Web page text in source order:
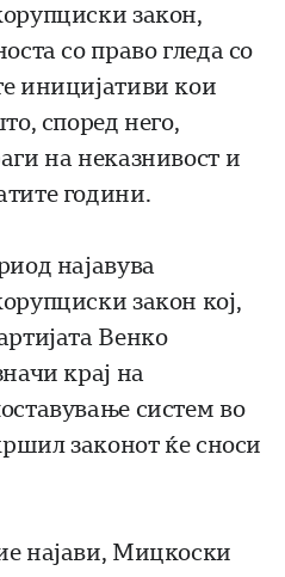
закон,
со право гледа со
иницијативи кои
според него,
на неказнивост и
години.
најавува
закон кој,
Венко
крај на
систем во
законот ќе сноси
најави, Мицкоски